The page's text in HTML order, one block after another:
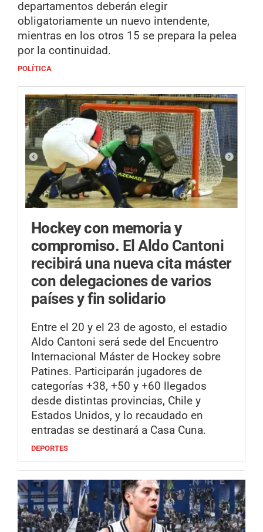
departamentos deberán elegir
obligatoriamente un nuevo intendente,
mientras en los otros 15 se prepara la pelea
por la continuidad.
POLÍTICA
Hockey con memoria y
compromiso. El Aldo Cantoni
recibirá una nueva cita máster
con delegaciones de varios
países y fin solidario
Entre el 20 y el 23 de agosto, el estadio
Aldo Cantoni será sede del Encuentro
Internacional Máster de Hockey sobre
Patines. Participarán jugadores de
categorías +38, +50 y +60 llegados
desde distintas provincias, Chile y
Estados Unidos, y lo recaudado en
entradas se destinará a Casa Cuna.
DEPORTES